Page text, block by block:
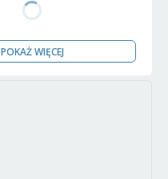
POKAŻ WIĘCEJ